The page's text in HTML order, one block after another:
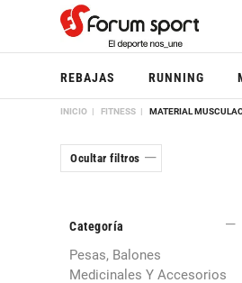
REBAJAS RUNNING
INICIO FITNESS MATERIAL
Ocultar filtros
Categoría
Pesas, Balones
Medicinales Y Accesorios